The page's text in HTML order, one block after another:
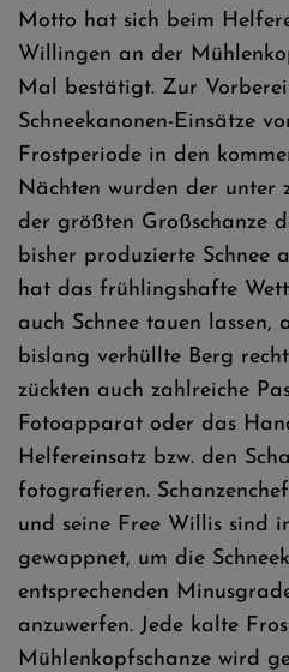
Motto hat sich beim
Willingen an der
Mal bestätigt. Zur
Schneekanonen-Einsätze
Frostperiode in den
Nächten wurden der unter
der größten Großschanze
bisher produzierte Schnee
hat das frühlingshafte
auch Schnee tauen lassen,
bislang verhüllte Berg
zückten auch zahlreiche
Fotoapparat oder das
Helfereinsatz bzw. den
fotografieren.
und seine Free Willis sind
gewappnet, um die
entsprechenden
anzuwerfen. Jede kalte
Mühlenkopfschanze wird